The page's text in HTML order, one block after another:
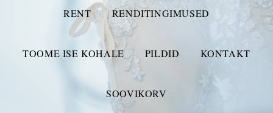
RENT RENDITINGIMUSED
TOOME ISE KOHALE PILDID KONTAKT
SOOVIKORV